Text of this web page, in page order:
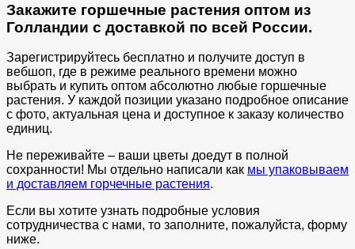
Закажите горшечные растения оптом из
Голландии с доставкой по всей России.
Зарегистрируйтесь бесплатно и получите доступ в
вебшоп, где в режиме реального времени можно
выбрать и купить оптом абсолютно любые горшечные
растения. У каждой позиции указано подробное описание
с фото, актуальная цена и доступное к заказу количество
единиц.
Не переживайте – ваши цветы доедут в полной
сохранности! Мы отдельно написали как мы упаковываем
и доставляем горчечные растения.
Если вы хотите узнать подробные условия
сотрудничества с нами, то заполните, пожалуйста, форму
ниже.